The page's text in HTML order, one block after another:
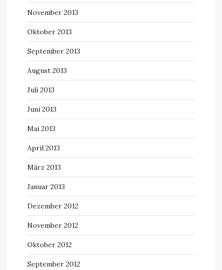
November 2013
Oktober 2013
September 2013
August 2013
Juli 2013
Juni 2013
Mai 2013
April 2013
März 2013
Januar 2013
Dezember 2012
November 2012
Oktober 2012
September 2012